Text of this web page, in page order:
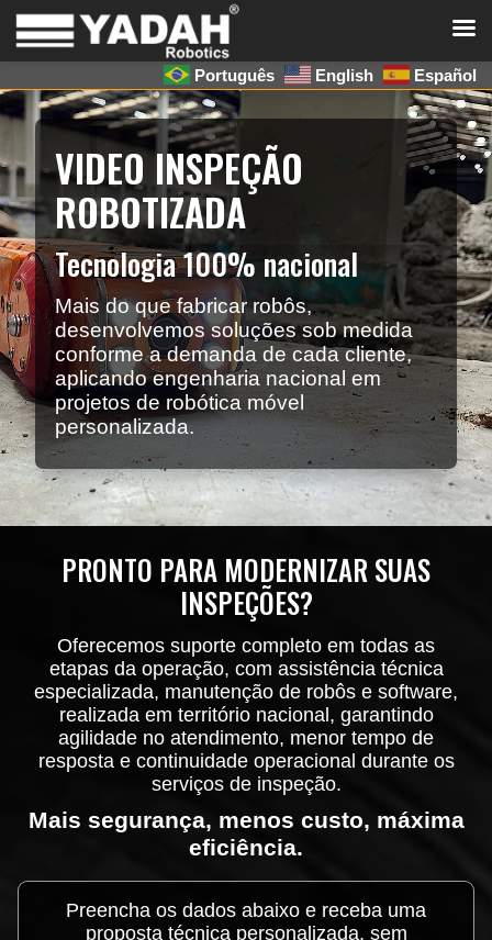
Português English Español
VIDEO INSPEÇÃO
ROBOTIZADA
Tecnologia 100% nacional
Mais do que fabricar robôs,
desenvolvemos soluções sob medida
conforme a demanda de cada cliente,
aplicando engenharia nacional em
projetos de robótica móvel
personalizada.
PRONTO PARA MODERNIZAR SUAS
INSPEÇÕES?
Oferecemos suporte completo em todas as
etapas da operação, com assistência técnica
especializada, manutenção de robôs e software,
realizada em território nacional, garantindo
agilidade no atendimento, menor tempo de
resposta e continuidade operacional durante os
serviços de inspeção.
Mais segurança, menos custo, máxima
eficiência.
Preencha os dados abaixo e receba uma
proposta técnica personalizada, sem